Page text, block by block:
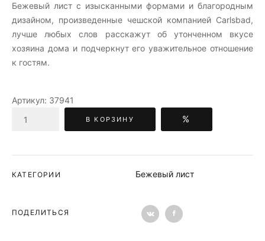
Бежевый лист c изысканными формами и благородным
дизайном, произведенные чешской компанией Carlsbad,
лучше любых слов расскажут об утонченном вкусе
хозяина дома и подчеркнут его уважительное отношение
к гостям.
Артикул: 37941
В КОРЗИНУ %
КАТЕГОРИИ Бежевый лист
ПОДЕЛИТЬСЯ